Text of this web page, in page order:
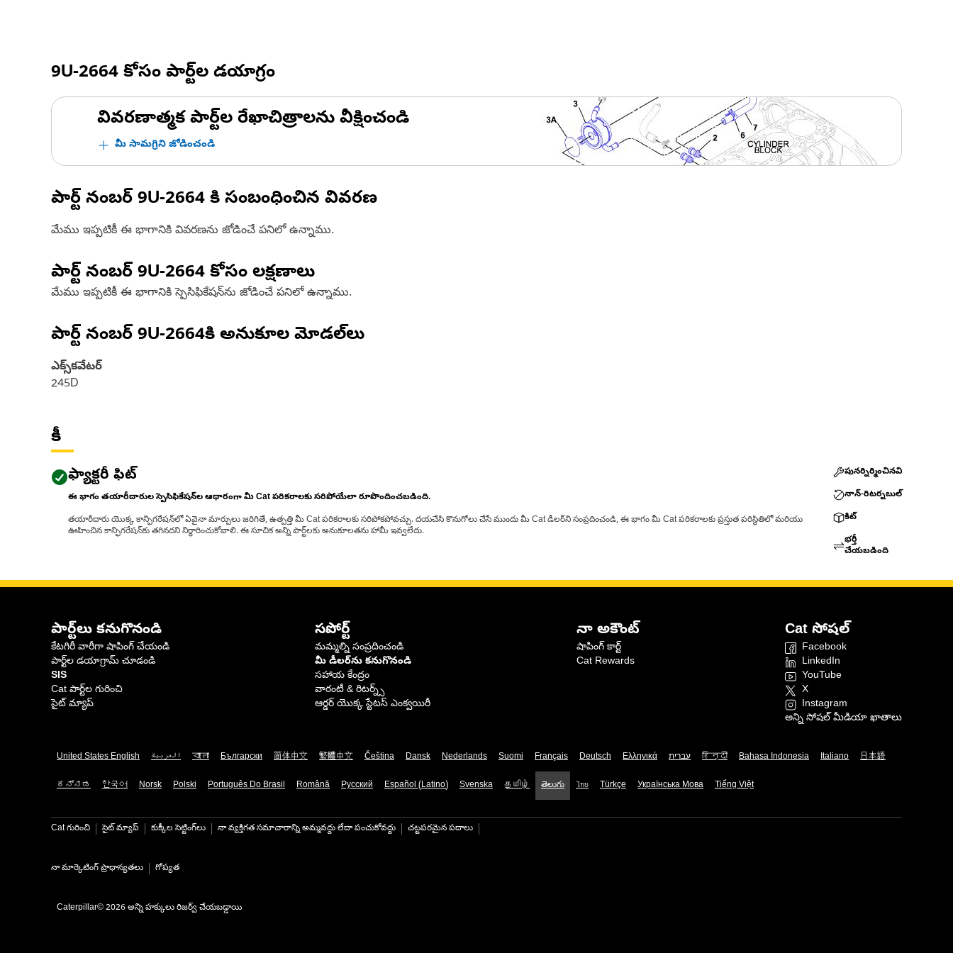
9U-2664 కోసం పార్ట్‌ల డయాగ్రం
వివరణాత్మక పార్ట్‌ల రేఖాచిత్రాలను వీక్షించండి
మీ సామగ్రిని జోడించండి
పార్ట్ నంబర్ 9U-2664 కి సంబంధించిన వివరణ
మేము ఇప్పటికీ ఈ భాగానికి వివరణను జోడించే పనిలో ఉన్నాము.
పార్ట్ నంబర్ 9U-2664 కోసం లక్షణాలు
మేము ఇప్పటికీ ఈ భాగానికి స్పెసిఫికేషన్‌ను జోడించే పనిలో ఉన్నాము.
పార్ట్ నంబర్ 9U-2664కి అనుకూల మోడల్‌లు
ఎక్స్‌కవేటర్
245D
కీ
ఫ్యాక్టరీ ఫిట్
ఈ భాగం తయారీదారుల స్పెసిఫికేషన్‌ల ఆధారంగా మీ Cat పరికరాలకు సరిపోయేలా రూపొందించబడింది.
తయారీదారు యొక్క కాన్ఫిగరేషన్‌లో ఏవైనా మార్పులు జరిగితే, ఉత్పత్తి మీ Cat పరికరాలకు సరిపోకపోవచ్చు. దయచేసి కొనుగోలు చేసే ముందు మీ Cat డీలర్‌ని సంప్రదించండి, ఈ భాగం మీ Cat పరికరాలకు ప్రస్తుత పరిస్థితిలో మరియు
ఊహించిన కాన్ఫిగరేషన్‌కు తగినదని నిర్ధారించుకోవాలి. ఈ సూచిక అన్ని పార్ట్‌లకు అనుకూలతను హామీ ఇవ్వలేదు.
పునర్నిర్మించినవి
నాన్-రిటర్నబుల్
కిట్
భర్తీ
చేయబడింది
పార్ట్‌లు కనుగొనండి
కేటగిరీ వారీగా షాపింగ్ చేయండి
పార్ట్‌ల డయాగ్రామ్ చూడండి
SIS
Cat పార్ట్‌ల గురించి
సైట్ మ్యాప్
సపోర్ట్
మమ్మల్ని సంప్రదించండి
మీ డీలర్‌ను కనుగొనండి
సహాయ కేంద్రం
వారంటీ & రిటర్న్స్
ఆర్డర్ యొక్క స్టేటస్ ఎంక్వయిరీ
నా అకౌంట్
షాపింగ్ కార్ట్
Cat Rewards
Cat సోషల్
Facebook
LinkedIn
YouTube
X
Instagram
అన్ని సోషల్ మీడియా ఖాతాలు
United States English العربية বাংলা Български 简体中文 繁體中文 Čeština Dansk Nederlands Suomi Français Deutsch Ελληνικά עברית हिन्दी Bahasa Indonesia Italiano 日本語
ಕನ್ನಡ 한국어 Norsk Polski Português Do Brasil Română Русский Español (Latino) Svenska தமிழ் తెలుగు ไทย Türkçe Українська Мова Tiếng Việt
Cat గురించి సైట్ మ్యాప్ కుక్కీల సెట్టింగ్‌లు నా వ్యక్తిగత సమాచారాన్ని అమ్మవద్దు లేదా పంచుకోవద్దు చట్టపరమైన పదాలు
నా మార్కెటింగ్ ప్రాధాన్యతలు గోప్యత
Caterpillar© 2026 అన్ని హక్కులు రిజర్వ్ చేయబడ్డాయి